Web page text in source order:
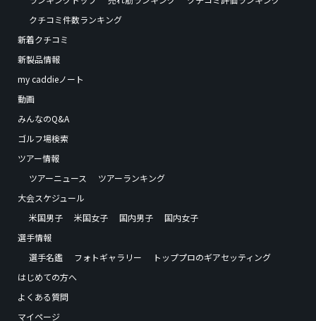
クチコミ件数ランキング
新着クチコミ
新製品情報
my caddieノート
動画
みんなのQ&A
ゴルフ場検索
ツアー情報
ツアーニュース
ツアーランキング
大会スケジュール
米国男子
米国女子 国内男子
国内女子
選手情報
選手名鑑
フォトギャラリー
トッププロのギアセッティング
はじめての方へ
よくある質問
マイページ